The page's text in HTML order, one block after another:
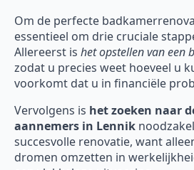
Om de perfecte
essentieel om drie cruciale
Allereerst is het opstellen van een
zodat u precies weet hoeveel u
voorkomt dat u in financiële
Vervolgens is het zoeken naar
aannemers in Lennik
succesvolle renovatie, want
dromen omzetten in